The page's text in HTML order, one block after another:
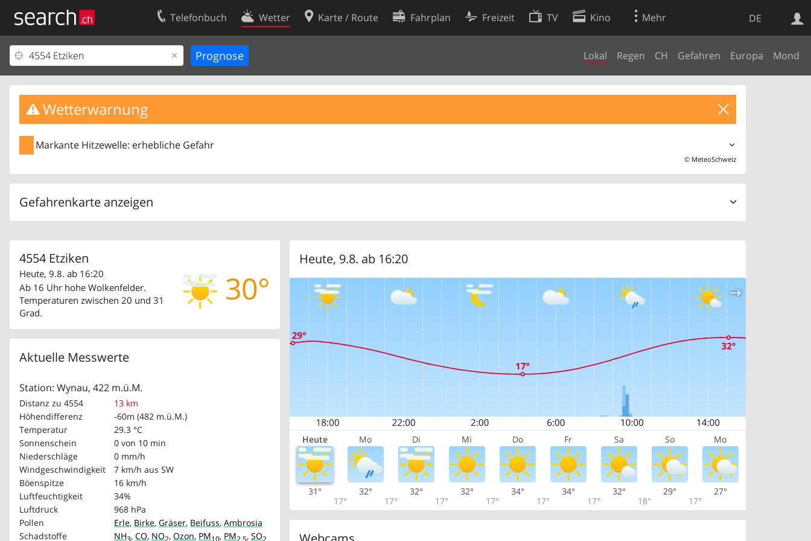
DE
Telefonbuch Wetter Karte / Route Fahrplan Freizeit TV Kino Mehr
Lokal Regen CH Gefahren Europa Mond
Wetterwarnung
Markante Hitzewelle: erhebliche Gefahr
© MeteoSchweiz
Gefahrenkarte anzeigen
4554 Etziken
30°
Heute, 9.8. ab 16:20
Ab 16 Uhr hohe Wolkenfelder.
Temperaturen zwischen 20 und 31
Grad.
Aktuelle Messwerte
Station: Wynau, 422 m.ü.M.
Distanz zu 4554
13 km
Höhendifferenz
-60m (482 m.ü.M.)
Temperatur
29.3 °C
Sonnenschein
0 von 10 min
Niederschläge
0 mm/h
Windgeschwindigkeit
7 km/h aus SW
Böenspitze
16 km/h
Luftfeuchtigkeit
34%
Luftdruck
968 hPa
Pollen
Erle, Birke, Gräser, Beifuss, Ambrosia
Schadstoffe
NH3, CO, NO2, Ozon, PM10, PM2.5, SO2
Heute, 9.8. ab 16:20
Heute Mo Di Mi Do Fr Sa So Mo
31°
17°
32°
17°
32°
17°
32°
17°
34°
17°
34°
17°
32°
18°
29°
17°
27°
Websuche
Ihr Eintrag
Kundencenter Geschäftskunden
Impressum
Kontakt
Nutzungsbedingungen
Datenschutzerklärung
Cookie-Einstellungen
Entwickler